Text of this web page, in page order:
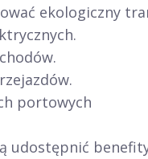
ekologiczny
portowych
udostępnić